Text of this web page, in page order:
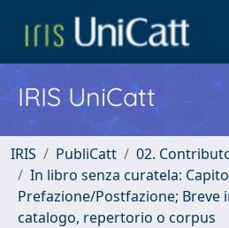
IRIS UniCatt
IRIS PubliCatt
02.
In libro senza curatela:
Prefazione/Postfazione; Breve
catalogo, repertorio o corpus